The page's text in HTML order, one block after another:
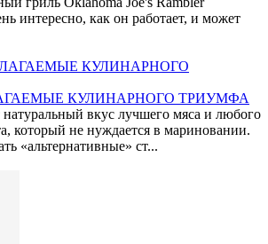
интересно, как он работает, и может
КУЛИНАРНОГО ТРИУМФА
натуральный вкус лучшего мяса и любого
который не нуждается в мариновании.
«альтернативные» ст...